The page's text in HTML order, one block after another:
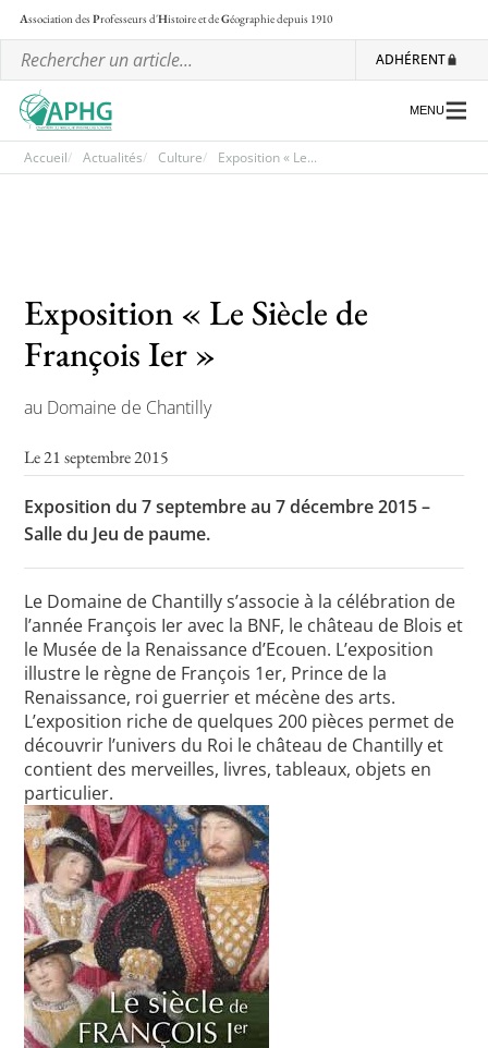
Association desProfesseurs d'Histoire et deGéographiedepuis 1910
ADHÉRENT
Les ateliers nationaux
Communiqués et motions
Toutes les actualités
Les rendez-vous de l’APHG
Concours de recrutement
Concours scolaires
Conférences, tables rondes
Critique d’ouvrages publiés
Culture
MENU
Accueil Actualités Culture Exposition « Le...
Exposition « Le Siècle de
François Ier »
au Domaine de Chantilly
Le 21 septembre 2015
Exposition du 7 septembre au 7 décembre 2015 –
Salle du Jeu de paume.
Le Domaine de Chantilly s’associe à la célébration de
l’année François Ier avec la BNF, le château de Blois et
le Musée de la Renaissance d’Ecouen. L’exposition
illustre le règne de François 1er, Prince de la
Renaissance, roi guerrier et mécène des arts.
L’exposition riche de quelques 200 pièces permet de
découvrir l’univers du Roi le château de Chantilly et
contient des merveilles, livres, tableaux, objets en
particulier.